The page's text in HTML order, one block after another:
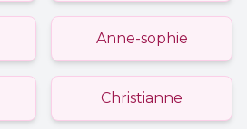
Anne-sophie
Christianne